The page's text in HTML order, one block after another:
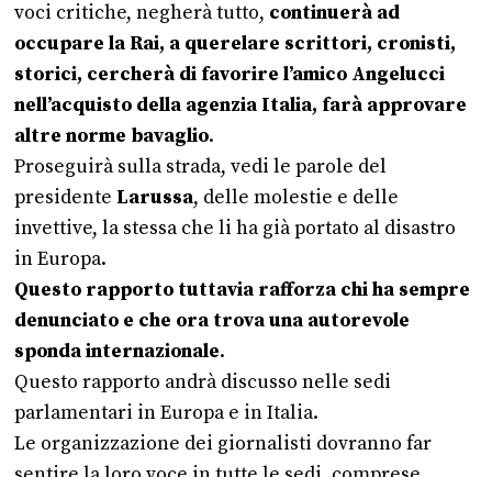
voci critiche, negherà tutto, continuerà ad
occupare la Rai, a querelare scrittori, cronisti,
storici, cercherà di favorire l’amico Angelucci
nell’acquisto della agenzia Italia, farà approvare
altre norme bavaglio.
Proseguirà sulla strada, vedi le parole del
presidente Larussa, delle molestie e delle
invettive, la stessa che li ha già portato al disastro
in Europa.
Questo rapporto tuttavia rafforza chi ha sempre
denunciato e che ora trova una autorevole
sponda internazionale.
Questo rapporto andrà discusso nelle sedi
parlamentari in Europa e in Italia.
Le organizzazione dei giornalisti dovranno far